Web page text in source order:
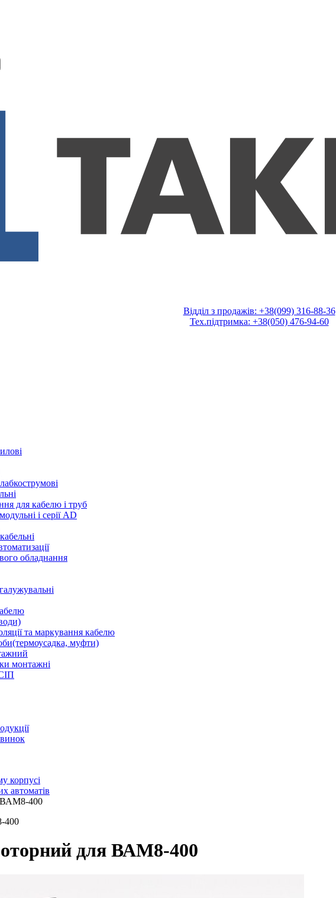
Відділ з продажів: +38(099) 316-88-36
Тех.підтримка: +38(050) 476-94-60
для кабелю і труб
і серії AD
обладнання
та маркування кабелю
муфти)
монтажні
корпусі
автоматів
ВАМ8-400
400
для ВАМ8-400